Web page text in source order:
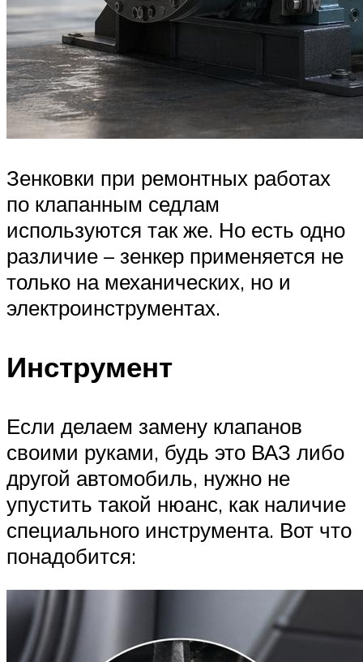
Зенковки при ремонтных работах
по клапанным седлам
используются так же. Но есть одно
различие – зенкер применяется не
только на механических, но и
электроинструментах.
Инструмент
Если делаем замену клапанов
своими руками, будь это ВАЗ либо
другой автомобиль, нужно не
упустить такой нюанс, как наличие
специального инструмента. Вот что
понадобится: